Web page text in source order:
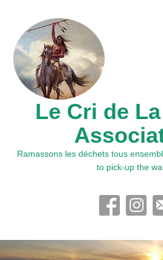
Le Cri de
Ramassons les déchets tous
to pick-up the